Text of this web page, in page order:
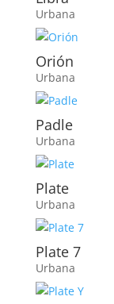
Urbana
Orión
Urbana
Padle
Urbana
Plate
Urbana
Plate 7
Urbana